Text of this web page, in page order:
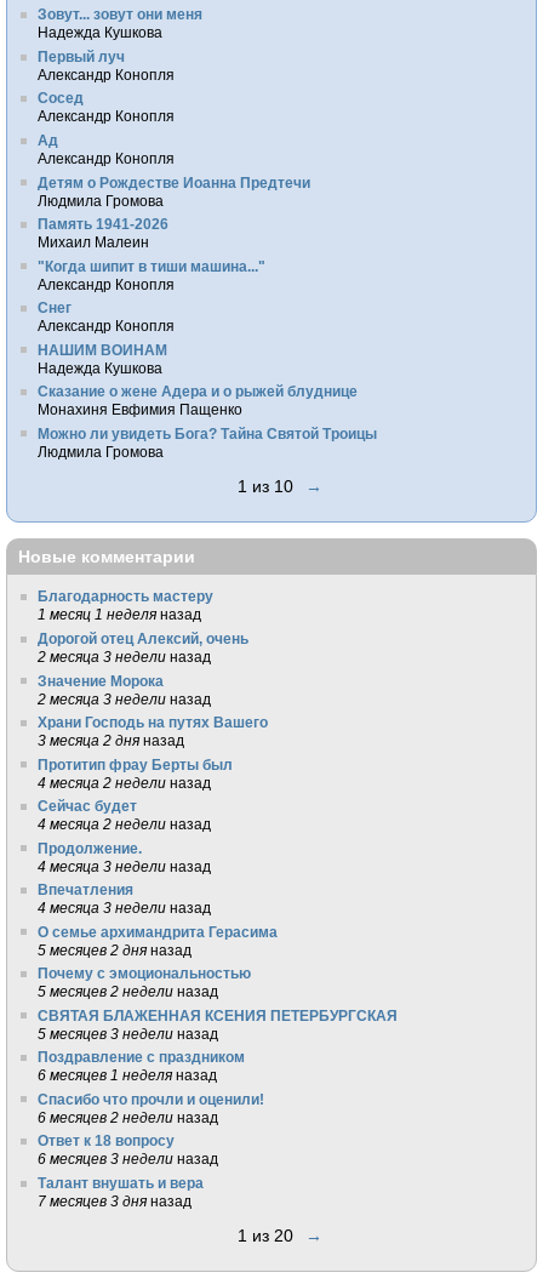
Зовут... зовут они меня
Надежда Кушкова
Первый луч
Александр Конопля
Сосед
Александр Конопля
Ад
Александр Конопля
Детям о Рождестве Иоанна Предтечи
Людмила Громова
Память 1941-2026
Михаил Малеин
"Когда шипит в тиши машина..."
Александр Конопля
Снег
Александр Конопля
НАШИМ ВОИНАМ
Надежда Кушкова
Сказание о жене Адера и о рыжей блуднице
Монахиня Евфимия Пащенко
Можно ли увидеть Бога? Тайна Святой Троицы
Людмила Громова
1 из 10 →
Новые комментарии
Благодарность мастеру
1 месяц 1 неделя назад
Дорогой отец Алексий, очень
2 месяца 3 недели назад
Значение Морока
2 месяца 3 недели назад
Храни Господь на путях Вашего
3 месяца 2 дня назад
Протитип фрау Берты был
4 месяца 2 недели назад
Сейчас будет
4 месяца 2 недели назад
Продолжение.
4 месяца 3 недели назад
Впечатления
4 месяца 3 недели назад
О семье архимандрита Герасима
5 месяцев 2 дня назад
Почему с эмоциональностью
5 месяцев 2 недели назад
СВЯТАЯ БЛАЖЕННАЯ КСЕНИЯ ПЕТЕРБУРГСКАЯ
5 месяцев 3 недели назад
Поздравление с праздником
6 месяцев 1 неделя назад
Спасибо что прочли и оценили!
6 месяцев 2 недели назад
Ответ к 18 вопросу
6 месяцев 3 недели назад
Талант внушать и вера
7 месяцев 3 дня назад
1 из 20 →